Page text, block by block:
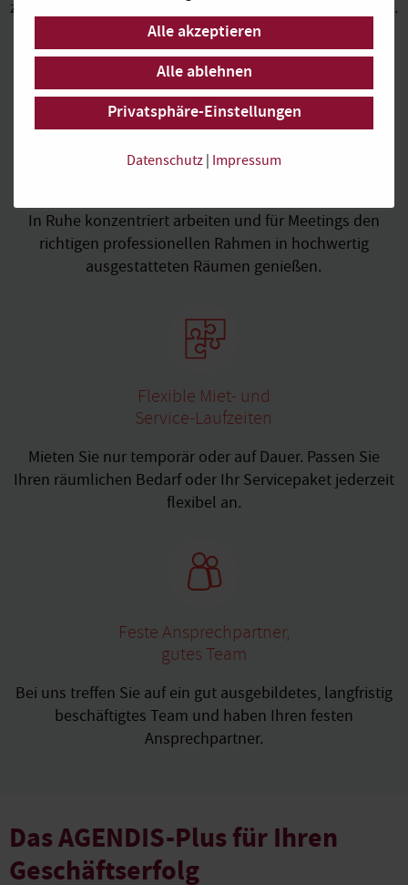
zu transparenten Preisen ohne versteckte Zusatzkosten.
Kaffee und Tee sind bei uns z. B. inklusive.
Hochwertiges
In Ruhe konzentriert arbeiten und für Meetings den
richtigen professionellen Rahmen in hochwertig
ausgestatteten Räumen genießen.
Flexible Miet- und
Service-Laufzeiten
Mieten Sie nur temporär oder auf Dauer. Passen Sie
Ihren räumlichen Bedarf oder Ihr Servicepaket jederzeit
flexibel an.
Feste Ansprechpartner,
gutes Team
Bei uns treffen Sie auf ein gut ausgebildetes, langfristig
beschäftigtes Team und haben Ihren festen
Ansprechpartner.
Das AGENDIS-Plus für Ihren
Geschäftserfolg
Alle akzeptieren
Alle ablehnen
Privatsphäre-Einstellungen
Datenschutz | Impressum